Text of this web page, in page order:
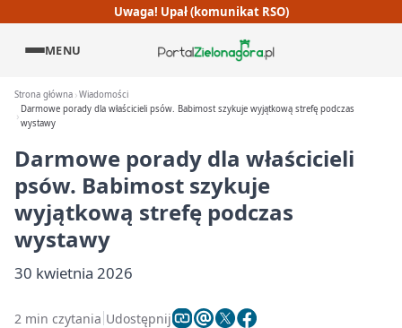
Uwaga! Upał (komunikat RSO)
MENU
Strona główna Wiadomości
Darmowe porady dla właścicieli psów. Babimost szykuje wyjątkową strefę podczas
wystawy
Darmowe porady dla właścicieli
psów. Babimost szykuje
wyjątkową strefę podczas
wystawy
30 kwietnia 2026
2 min czytania Udostępnij